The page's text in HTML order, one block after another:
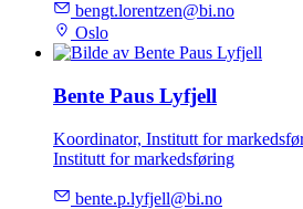
bengt.lorentzen@bi.no
Oslo
Bente Paus Lyfjell
Koordinator, Institutt for
Institutt for markedsføring
bente.p.lyfjell@bi.no